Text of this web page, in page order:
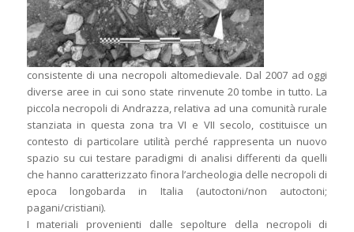
consistente di una necropoli altomedievale. Dal 2007 ad oggi
diverse aree in cui sono state rinvenute 20 tombe in tutto. La
piccola necropoli di Andrazza, relativa ad una comunità rurale
stanziata in questa zona tra VI e VII secolo, costituisce un
contesto di particolare utilità perché rappresenta un nuovo
spazio su cui testare paradigmi di analisi differenti da quelli
che hanno caratterizzato finora l’archeologia delle necropoli di
epoca longobarda in Italia (autoctoni/non autoctoni;
pagani/cristiani).
I materiali provenienti dalle sepolture della necropoli di